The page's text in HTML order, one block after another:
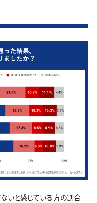
いと感じている方の割合